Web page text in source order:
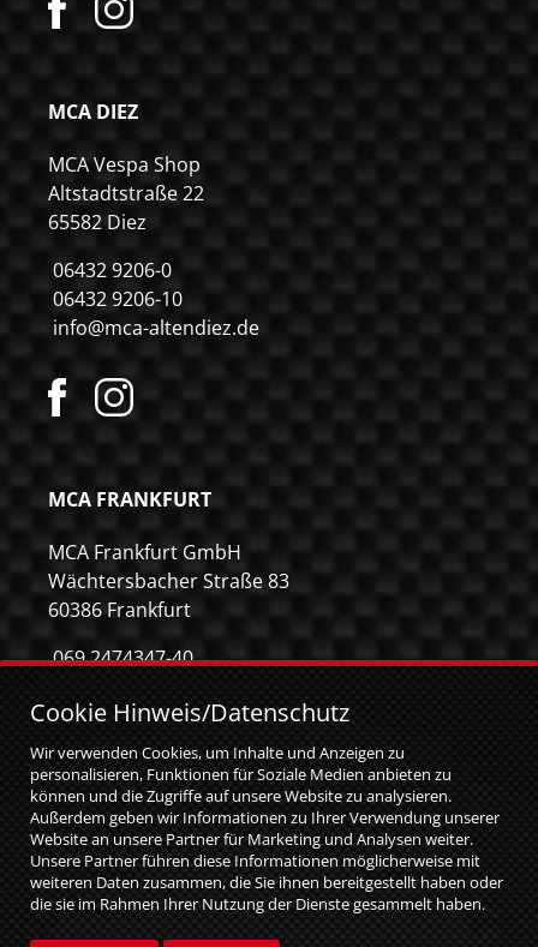
MCA DIEZ
MCA Vespa Shop
Altstadtstraße 22
65582 Diez
06432 9206-0
06432 9206-10
info@mca-altendiez.de
MCA FRANKFURT
MCA Frankfurt GmbH
Wächtersbacher Straße 83
60386 Frankfurt
069 2474347-40
info@mca-frankfurt.de
Cookie Hinweis/Datenschutz
Wir verwenden Cookies, um Inhalte und Anzeigen zu
personalisieren, Funktionen für Soziale Medien anbieten zu
können und die Zugriffe auf unsere Website zu analysieren.
Außerdem geben wir Informationen zu Ihrer Verwendung unserer
Website an unsere Partner für Marketing und Analysen weiter.
Unsere Partner führen diese Informationen möglicherweise mit
weiteren Daten zusammen, die Sie ihnen bereitgestellt haben oder
die sie im Rahmen Ihrer Nutzung der Dienste gesammelt haben.